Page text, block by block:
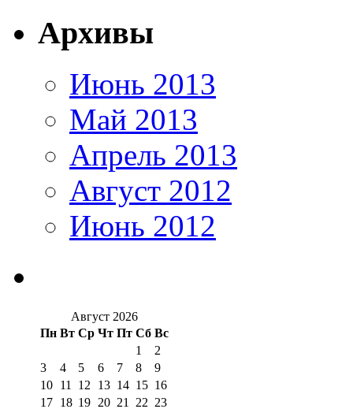
Архивы
Июнь 2013
Май 2013
Апрель 2013
Август 2012
Июнь 2012
Август 2026
Пн Вт Ср Чт Пт Сб Вс
1
2
3
4 5 6 7 8
9
10 11 12 13 14 15 16
17 18 19 20 21 22 23